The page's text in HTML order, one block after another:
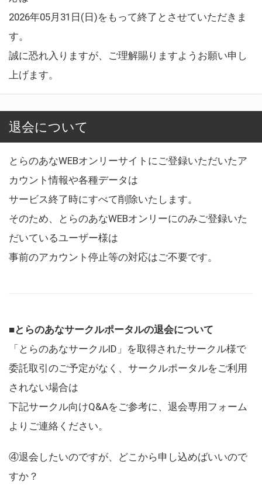
2026年05月31日(日)をもって終了とさせていただきま
す。
誠に恐れ入りますが、ご理解賜りますようお願い申し
上げます。
退会について
とらのあなWEBオンリーサイトにご登録いただいたア
カウント情報や各種データは
サービス終了時にすべて削除いたします。
そのため、とらのあなWEBオンリーにのみご登録いた
だいているユーザー様は
事前のアカウント停止等の対応はご不要です。
■とらのあなサークルポータルの退会について
「とらのあなサークルID」を取得されたサークル様で
委託取引のご予定がなく、サークルポータルをご利用
されない場合は
下記サークル向けQ&Aをご参考に、退会専用フォーム
よりご連絡ください。
④退会したいのですが、どこから申し込めばいいので
すか？